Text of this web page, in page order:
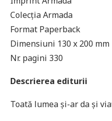
Colecția Armada
Format Paperback
Dimensiuni 130 x 200 mm
Nr. pagini 330
Descrierea editurii
Toată lumea și-ar da și